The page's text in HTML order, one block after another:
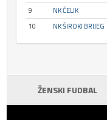
9
NK ČELIK
10
NK ŠIROKI BRIJEG
ŽENSKI FUDBAL